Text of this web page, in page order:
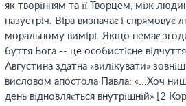
як творінням та її Творцем, між
назустріч. Віра визначає і
моральному вимірі. Якщо немає
буття Бога -- це особистісне
Августина здатна «вилікувати»
висловом апостола Павла: «...Хоч
день відновляється внутрішній» [2